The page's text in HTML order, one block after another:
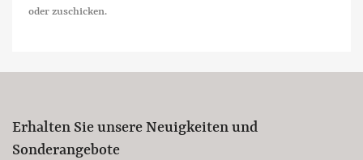
oder zuschicken.
Erhalten Sie unsere Neuigkeiten und
Sonderangebote